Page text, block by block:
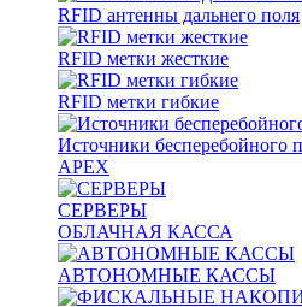
RFID антенны дальнего поля
RFID метки жесткие
RFID метки гибкие
Источники бесперебойного
APEX
СЕРВЕРЫ
ОБЛАЧНАЯ КАССА
АВТОНОМНЫЕ КАССЫ